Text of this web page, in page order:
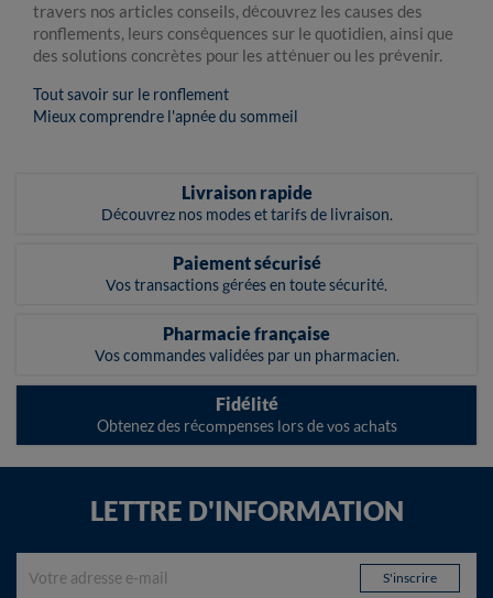
travers nos articles conseils, découvrez les causes des
ronflements, leurs conséquences sur le quotidien, ainsi que
des solutions concrètes pour les atténuer ou les prévenir.
Tout savoir sur le ronflement
Mieux comprendre l'apnée du sommeil
Livraison rapide
Découvrez nos modes et tarifs de livraison.
Paiement sécurisé
Vos transactions gérées en toute sécurité.
Pharmacie française
Vos commandes validées par un pharmacien.
Fidélité
Obtenez des récompenses lors de vos achats
LETTRE D'INFORMATION